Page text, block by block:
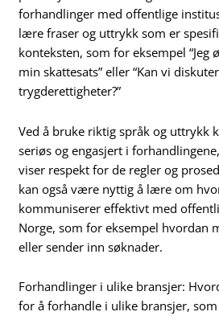
forhandlinger med offentlige
lære fraser og uttrykk som er
konteksten, som for eksempel “Jeg
min skattesats” eller “Kan vi
trygderettigheter?”
Ved å bruke riktig språk og uttrykk
seriøs og engasjert i
viser respekt for de regler og
kan også være nyttig å lære om
kommuniserer effektivt med
Norge, som for eksempel hvordan
eller sender inn søknader.
Forhandlinger i ulike bransjer:
for å forhandle i ulike bransjer,